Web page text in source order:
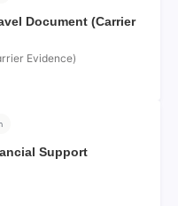
Document (Carrier
Evidence)
Support